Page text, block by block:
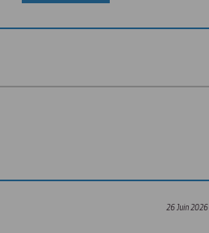
26 Juin 2026